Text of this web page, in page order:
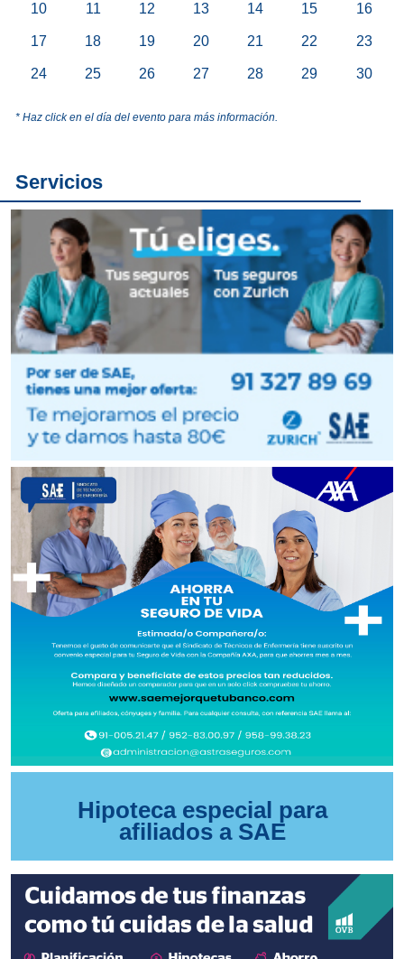
10 11 12 13 14 15 16
17 18 19 20 21 22 23
24 25 26 27 28 29 30
* Haz click en el día del evento para más información.
Servicios
Hipoteca especial para
afiliados a SAE